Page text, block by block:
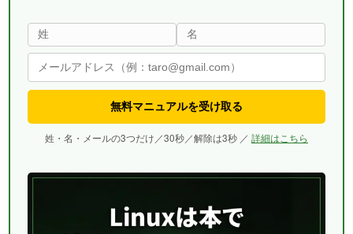
無料マニュアルを受け取る
姓・名・メールの3つだけ／30秒／解除は3秒 ／ 詳細はこちら